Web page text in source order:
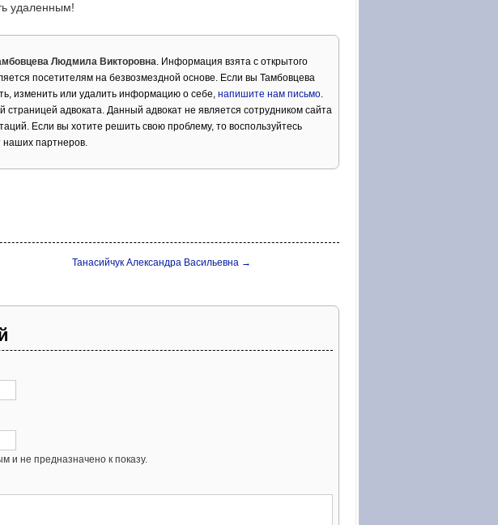
удаленным!
Людмила Викторовна. Информация взята с открытого
посетителям на безвозмездной основе. Если вы Тамбовцева
изменить или удалить информацию о себе, напишите нам письмо.
адвоката. Данный адвокат не является сотрудником сайта
Если вы хотите решить свою проблему, то воспользуйтесь
наших партнеров.
Танасийчук Александра Васильевна →
и не предназначено к показу.